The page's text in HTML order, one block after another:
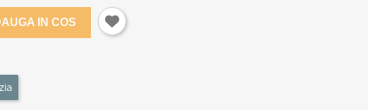
IN COS